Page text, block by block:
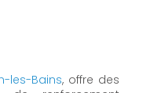
les-Bains, offre des